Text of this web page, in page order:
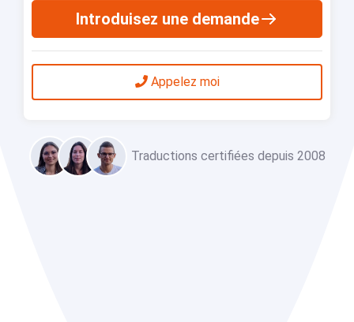
Introduisez une demande
Appelez moi
Traductions certifiées depuis 2008